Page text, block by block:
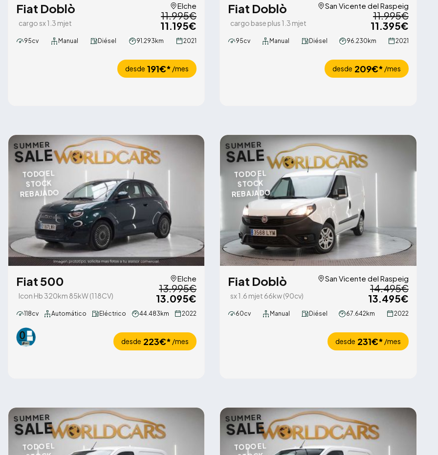
Fiat Doblò
cargo sx 1.3 mjet
Elche
11.995€
11.195€
95cv Manual Diésel 91.293km 2021
desde 191€* /mes
Fiat Doblò
cargo base plus 1.3 mjet
San Vicente del Raspeig
11.995€
11.395€
95cv Manual Diésel 96.230km 2021
desde 209€* /mes
SUMMER
SALE
TODO EL
STOCK
REBAJADO
Fiat 500
Icon Hb 320km 85kW (118CV)
Elche
13.995€
13.095€
118cv Automático Eléctrico 44.483km 2022
desde 223€* /mes
SUMMER
SALE
TODO EL
STOCK
REBAJADO
Fiat Doblò
sx 1.6 mjet 66kw (90cv)
San Vicente del Raspeig
14.495€
13.495€
60cv Manual Diésel 67.642km 2022
desde 231€* /mes
SUMMER
SALE
TODO EL
SUMMER
SALE
TODO EL